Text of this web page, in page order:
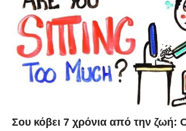
Σου κόβει 7 χρόνια από την ζωή: